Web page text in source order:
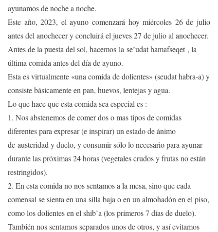
ayunamos de noche a noche.
Este año, 2023, el ayuno comenzará hoy miércoles 26 de julio
antes del anochecer y concluirá el jueves 27 de julio al anochecer.
Antes de la puesta del sol, hacemos la se’udat hamafseqet , la
última comida antes del día de ayuno.
Esta es virtualmente «una comida de dolientes» (seudat habra-a) y
consiste básicamente en pan, huevos, lentejas y agua.
Lo que hace que esta comida sea especial es :
1. Nos abstenemos de comer dos o mas tipos de comidas
diferentes para expresar (e inspirar) un estado de ánimo
de austeridad y duelo, y consumir sólo lo necesario para ayunar
durante las próximas 24 horas (vegetales crudos y frutas no están
restringidos).
2. En esta comida no nos sentamos a la mesa, sino que cada
comensal se sienta en una silla baja o en un almohadón en el piso,
como los dolientes en el shib’a (los primeros 7 días de duelo).
También nos sentamos separados unos de otros, y así evitamos